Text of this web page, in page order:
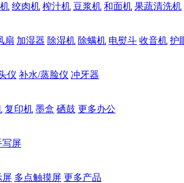
绞肉机 榨汁机 豆浆机 和面机 果蔬清洗机
扇 加湿器 除湿机 除螨机 电熨斗 收音机 护
仪 补水/蒸脸仪 冲牙器
复印机 墨盒 硒鼓 更多办公
写屏
屏 多点触摸屏 更多产品